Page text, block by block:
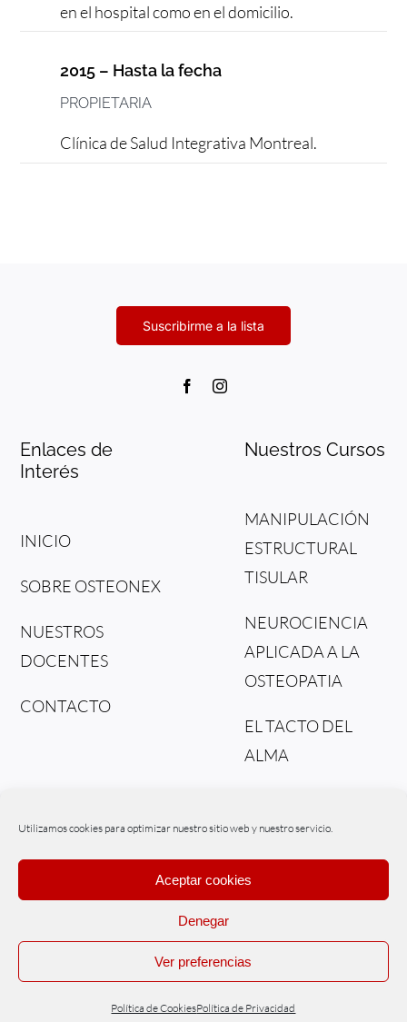
Utilizamos cookies para optimizar nuestro sitio web y nuestro servicio.
Aceptar cookies
Denegar
Ver preferencias
Política de CookiesPolítica de Privacidad
en el hospital como en el domicilio.
2015 – Hasta la fecha
PROPIETARIA
Clínica de Salud Integrativa Montreal.
Enlaces de
Interés
INICIO
SOBRE OSTEONEX
NUESTROS
DOCENTES
CONTACTO
Nuestros Cursos
MANIPULACIÓN
ESTRUCTURAL
TISULAR
NEUROCIENCIA
APLICADA A LA
OSTEOPATIA
EL TACTO DEL
ALMA
FLUIDO
© Copyright – Osteonex | Powered byWIPInternet
Políticas de Cookies|Políticas de Privacidad|Aviso legal|Tratamiento
de datos